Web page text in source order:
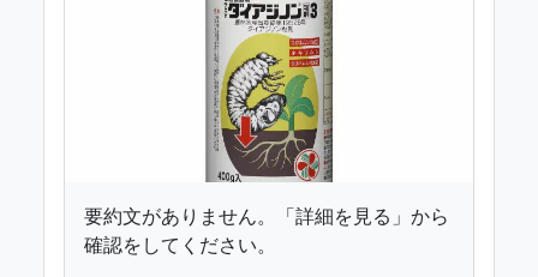
要約文がありません。「詳細を見る」から
確認をしてください。